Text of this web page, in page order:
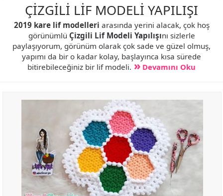
ÇİZGİLİ LİF MODELİ YAPILIŞI
2019 kare lif modelleri arasında yerini alacak, çok hoş
görünümlü Çizgili Lif Modeli Yapılışını sizlerle
paylaşıyorum, görünüm olarak çok sade ve güzel olmuş,
yapımı da bir o kadar kolay, başlayınca kısa sürede
bitirebileceğiniz bir lif modeli.
Devamını Oku